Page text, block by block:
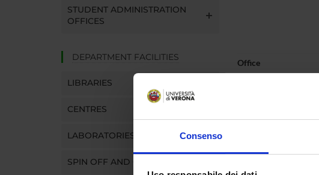
Consenso
STUDENT ADMINISTRATION
OFFICES
DEPARTMENT FACILITIES
LIBRARIES
CENTRES
LABORATORIES
SPIN OFF AND COMPANIES
Office